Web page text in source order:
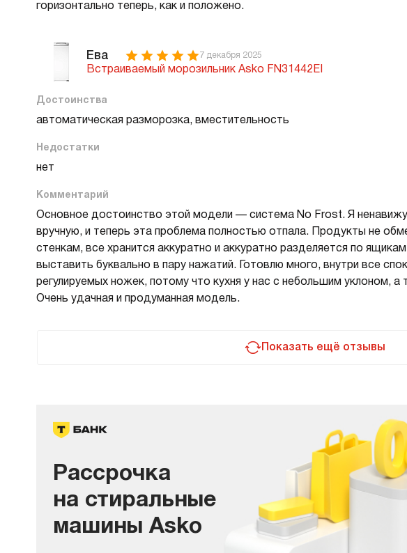
горизонтально теперь, как и положено.
Ева 7 декабря 2025
Встраиваемый морозильник Asko FN31442EI
Достоинства
автоматическая разморозка, вместительность
Недостатки
нет
Комментарий
Основное достоинство этой модели — система No Frost. Я
вручную, и теперь эта проблема полностью отпала. Продукты не
стенкам, все хранится аккуратно и аккуратно разделяется по
выставить буквально в пару нажатий. Готовлю много, внутри все
регулируемых ножек, потому что кухня у нас с небольшим уклоном,
Очень удачная и продуманная модель.
Показать ещё отзывы
Рассрочка
на стиральные
машины Asko